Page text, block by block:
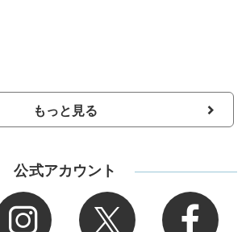
もっと見る
公式アカウント